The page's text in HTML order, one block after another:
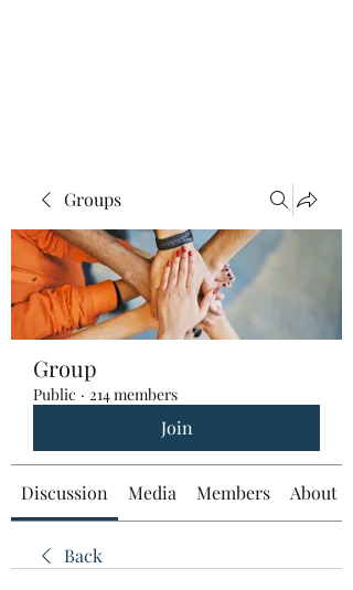
Groups
Group
Public · 214 members
Join
Discussion Media Members About
Back